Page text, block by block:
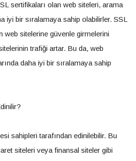
sertifikaları olan web siteleri, arama
iyi bir sıralamaya sahip olabilirler. SSL
web sitelerine güvenle girmelerini
trafiği artar. Bu da, web
daha iyi bir sıralamaya sahip
sahipleri tarafından edinilebilir. Bu
siteleri veya finansal siteler gibi